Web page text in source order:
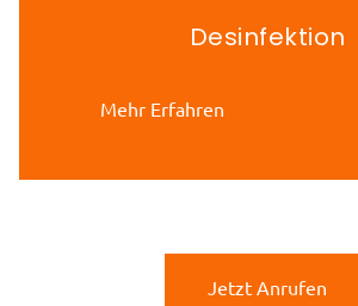
Desinfektion
Mehr Erfahren
Jetzt Anrufen